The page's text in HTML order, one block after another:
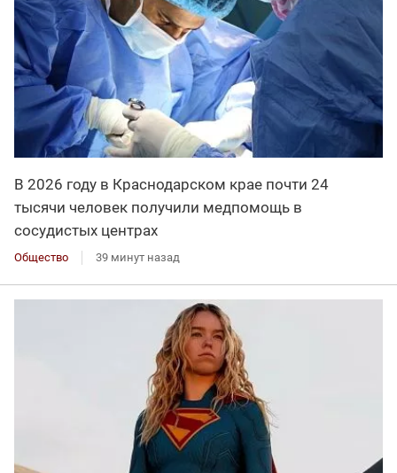
В 2026 году в Краснодарском крае почти 24
тысячи человек получили медпомощь в
сосудистых центрах
Общество 39 минут назад